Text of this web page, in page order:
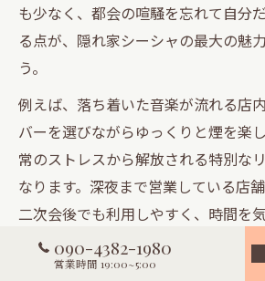
も少なく、都会の喧騒を忘れて自分
る点が、隠れ家シーシャの最大の魅
う。
例えば、落ち着いた音楽が流れる店
バーを選びながらゆっくりと煙を楽
常のストレスから解放される特別な
なります。深夜まで営業している店舗
二次会後でも利用しやすく、時間を
のもポイントです。
090-4382-1980
営業時間 19:00~5:00